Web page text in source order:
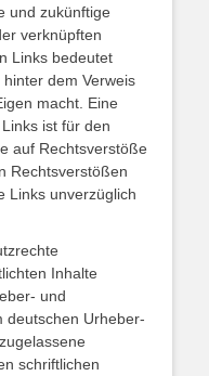
und zukünftige
verknüpften
Links bedeutet
dem Verweis
macht. Eine
ist für den
auf Rechtsverstöße
Rechtsverstößen
Links unverzüglich
Inhalte
und
deutschen Urheber-
schriftlichen